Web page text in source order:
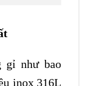
gỉ như bao
inox 316L